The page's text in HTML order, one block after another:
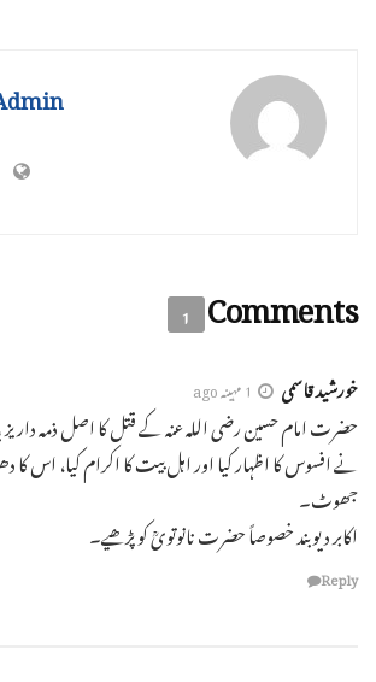
Comments
1
خورشید قاسمی 1 مہینہ ago
حضرت امام حسین رضی اللہ عنہ کے قتل کا اصل ذمہ دار
نے افسوس کا اظہار کیا اور اہل بیت کا اکرام کیا، اس
جھوٹ۔
اکابر دیوبند خصوصاً حضرت نانوتویؒ کو پڑھیے۔
Reply